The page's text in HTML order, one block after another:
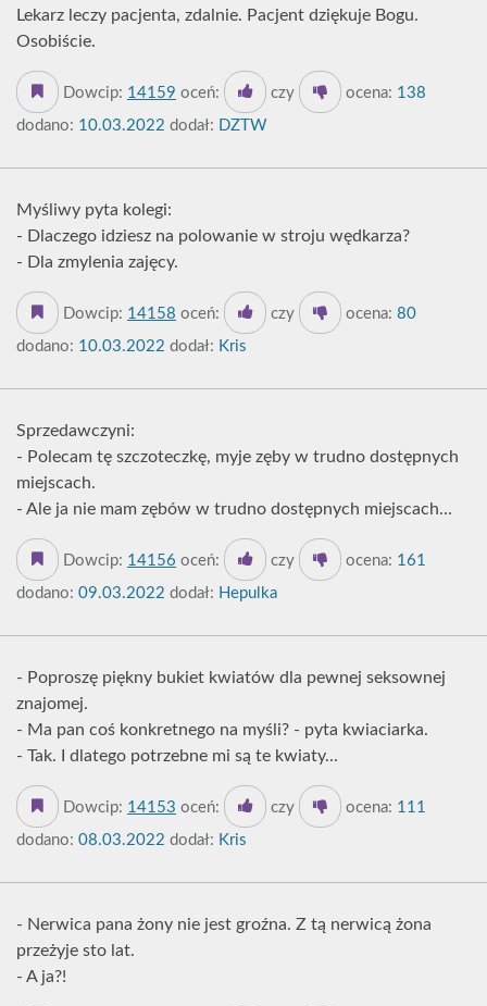
Lekarz leczy pacjenta, zdalnie. Pacjent dziękuje Bogu.
Osobiście.
Dowcip: 14159 oceń: czy ocena: 138
dodano: 10.03.2022 dodał: DZTW
Myśliwy pyta kolegi:
- Dlaczego idziesz na polowanie w stroju wędkarza?
- Dla zmylenia zajęcy.
Dowcip: 14158 oceń: czy ocena: 80
dodano: 10.03.2022 dodał: Kris
Sprzedawczyni:
- Polecam tę szczoteczkę, myje zęby w trudno dostępnych
miejscach.
- Ale ja nie mam zębów w trudno dostępnych miejscach...
Dowcip: 14156 oceń: czy ocena: 161
dodano: 09.03.2022 dodał: Hepulka
- Poproszę piękny bukiet kwiatów dla pewnej seksownej
znajomej.
- Ma pan coś konkretnego na myśli? - pyta kwiaciarka.
- Tak. I dlatego potrzebne mi są te kwiaty...
Dowcip: 14153 oceń: czy ocena: 111
dodano: 08.03.2022 dodał: Kris
- Nerwica pana żony nie jest groźna. Z tą nerwicą żona
przeżyje sto lat.
- A ja?!